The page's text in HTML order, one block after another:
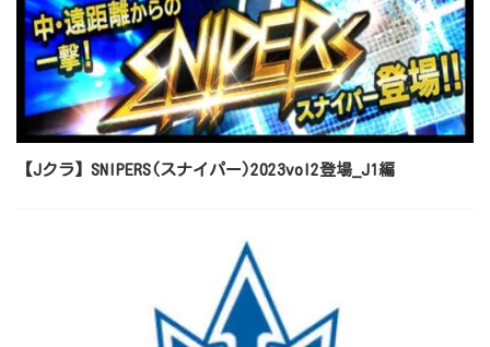
【Jクラ】SNIPERS(スナイパー)2023vol2登場_J1編